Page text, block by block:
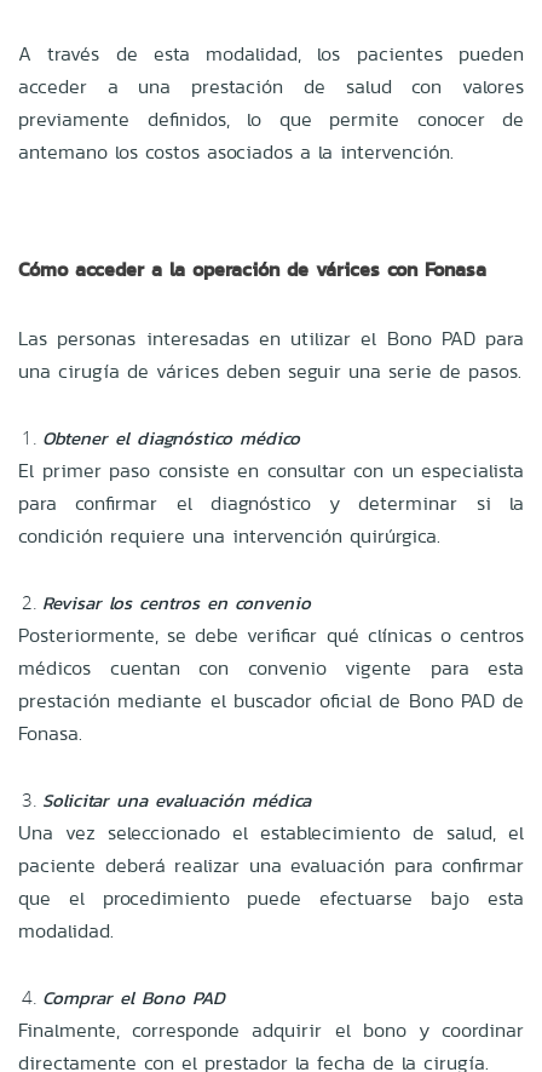
A través de esta modalidad, los pacientes pueden
acceder a una prestación de salud con valores
previamente definidos, lo que permite conocer de
antemano los costos asociados a la intervención.
Cómo acceder a la operación de várices con Fonasa
Las personas interesadas en utilizar el Bono PAD para
una cirugía de várices deben seguir una serie de pasos.
Obtener el diagnóstico médico
El primer paso consiste en consultar con un especialista
para confirmar el diagnóstico y determinar si la
condición requiere una intervención quirúrgica.
Revisar los centros en convenio
Posteriormente, se debe verificar qué clínicas o centros
médicos cuentan con convenio vigente para esta
prestación mediante el buscador oficial de Bono PAD de
Fonasa.
Solicitar una evaluación médica
Una vez seleccionado el establecimiento de salud, el
paciente deberá realizar una evaluación para confirmar
que el procedimiento puede efectuarse bajo esta
modalidad.
Comprar el Bono PAD
Finalmente, corresponde adquirir el bono y coordinar
directamente con el prestador la fecha de la cirugía.